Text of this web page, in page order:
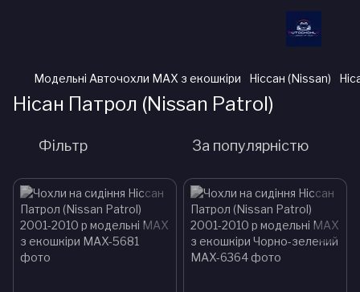
Модельні Авточохли MAX з екошкіри Ніссан (Nissan)
Нісан Патрол (Nissan Patrol)
Фільтр За популярністю